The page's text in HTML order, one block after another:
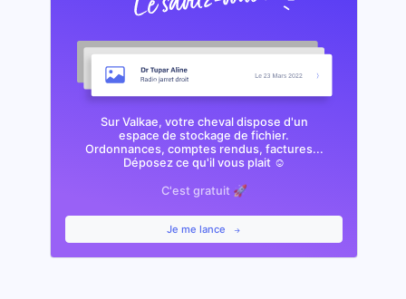
Sur Valkae, votre cheval dispose d'un
espace de stockage de fichier.
Ordonnances, comptes rendus, factures...
Déposez ce qu'il vous plait ☺️
C'est gratuit 🚀
Je me lance